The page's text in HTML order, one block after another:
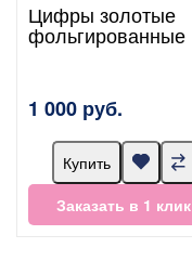
Цифры золотые
фольгированные
1 000 руб.
Купить
Заказать в 1 клик